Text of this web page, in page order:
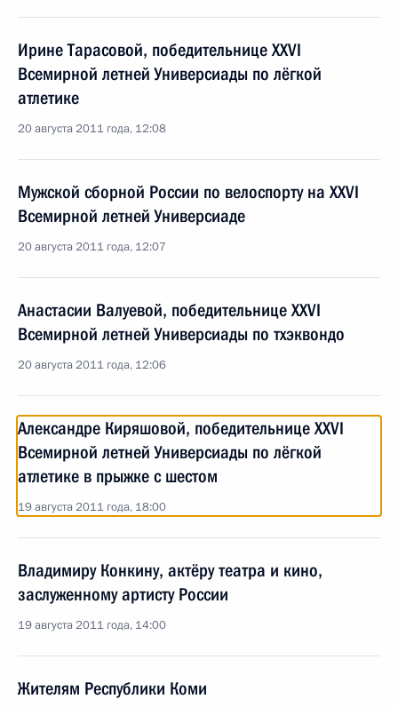
Ирине Тарасовой, победительнице XXVI
Всемирной летней Универсиады по лёгкой
атлетике
20 августа 2011 года, 12:08
Мужской сборной России по велоспорту на XXVI
Всемирной летней Универсиаде
20 августа 2011 года, 12:07
Анастасии Валуевой, победительнице XXVI
Всемирной летней Универсиады по тхэквондо
20 августа 2011 года, 12:06
Александре Киряшовой, победительнице XXVI
Всемирной летней Универсиады по лёгкой
атлетике в прыжке с шестом
19 августа 2011 года, 18:00
Владимиру Конкину, актёру театра и кино,
заслуженному артисту России
19 августа 2011 года, 14:00
Жителям Республики Коми